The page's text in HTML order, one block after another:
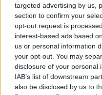
targeted advertising by us,
section to confirm your
opt-out request is
interest-based ads based
us or personal information
your opt-out. You may
disclosure of your personal
IAB’s list of downstream
also be disclosed by us to
½ tsk bakpulver
½ tsk vaniljpulver eller 3
Topping:
1 msk flingsalt
Instruktioner:
1. Grovhacka chokladen